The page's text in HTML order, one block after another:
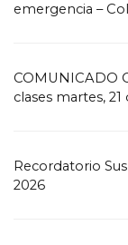
emergencia –
COMUNICADO
clases martes,
Recordatorio
2026